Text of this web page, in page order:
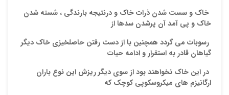
خاک و سست شدن ذرات خاک و درنتیجه بارندگی ، شسته شدن
خاک و پی آمد آن پرشدن سدها از
رسوبات می گردد همچنین با از دست رفتن حاصلخیزی خاک دیگر
گیاهان قادر به استقرار و ادامه حیات
در این خاک نخواهند بود از سوی دیگر ریزش این نوع باران
ارگانیزم های میکروسکوپی کوچک که